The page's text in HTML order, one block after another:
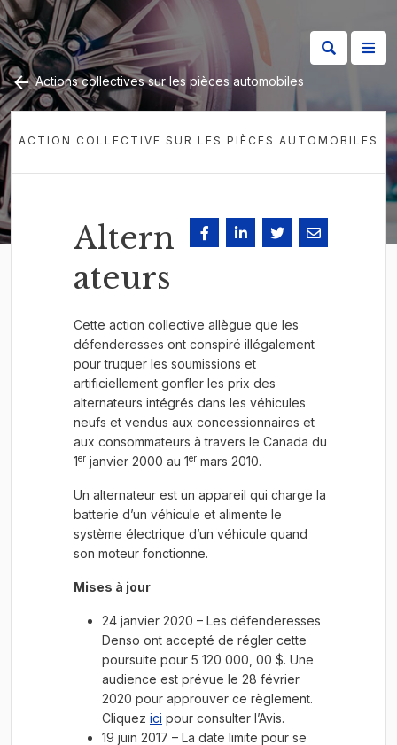
Actions collectives sur les pièces automobiles
ACTION COLLECTIVE SUR LES PIÈCES AUTOMOBILES
Altern
ateurs
Cette action collective allègue que les
défenderesses ont conspiré illégalement
pour truquer les soumissions et
artificiellement gonfler les prix des
alternateurs intégrés dans les véhicules
neufs et vendus aux concessionnaires et
aux consommateurs à travers le Canada du
1er janvier 2000 au 1er mars 2010.
Un alternateur est un appareil qui charge la
batterie d’un véhicule et alimente le
système électrique d’un véhicule quand
son moteur fonctionne.
Mises à jour
24 janvier 2020 – Les défenderesses
Denso ont accepté de régler cette
poursuite pour 5 120 000, 00 $. Une
audience est prévue le 28 février
2020 pour approuver ce règlement.
Cliquez ici pour consulter l’Avis.
19 juin 2017 – La date limite pour se